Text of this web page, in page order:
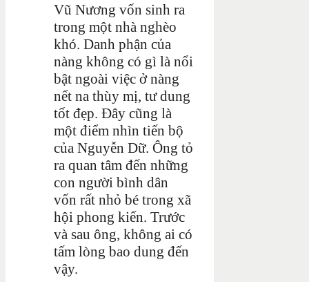
Vũ Nương vốn sinh ra
trong một nhà nghèo
khó. Danh phận của
nàng không có gì là nổi
bật ngoài việc ở nàng
nết na thùy mị, tư dung
tốt đẹp. Đây cũng là
một điểm nhìn tiến bộ
của Nguyễn Dữ. Ông tỏ
ra quan tâm đến những
con người bình dân
vốn rất nhỏ bé trong xã
hội phong kiến. Trước
và sau ông, không ai có
tấm lòng bao dung đến
vậy.